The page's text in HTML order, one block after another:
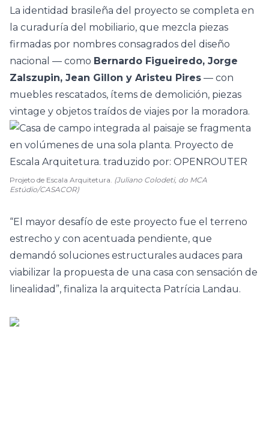
La identidad brasileña del proyecto se completa en
la curaduría del mobiliario, que mezcla piezas
firmadas por nombres consagrados del diseño
nacional — como Bernardo Figueiredo, Jorge
Zalszupin, Jean Gillon y Aristeu Pires — con
muebles rescatados, ítems de demolición, piezas
vintage y objetos traídos de viajes por la moradora.
Projeto de Escala Arquitetura. (Juliano Colodeti, do MCA
Estúdio/CASACOR)
“El mayor desafío de este proyecto fue el terreno
estrecho y con acentuada pendiente, que
demandó soluciones estructurales audaces para
viabilizar la propuesta de una casa con sensación de
linealidad”, finaliza la arquitecta Patrícia Landau.